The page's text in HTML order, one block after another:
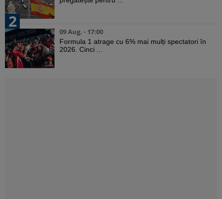
2
09 Aug. - 17:00
Formula 1 atrage cu 6% mai mulți spectatori în
2026. Cinci ...